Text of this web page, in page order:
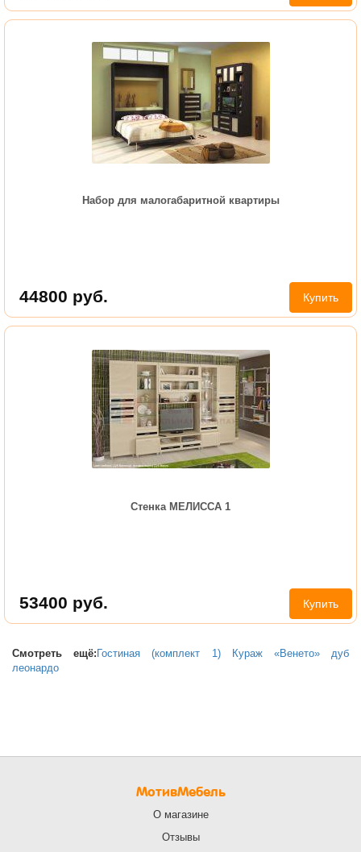
Набор для малогабаритной квартиры
44800 руб. Купить
Стенка МЕЛИССА 1
53400 руб. Купить
Смотреть ещё:Гостиная (комплект 1) Кураж «Венето» дуб
леонардо
МотивМебель
О магазине
Отзывы